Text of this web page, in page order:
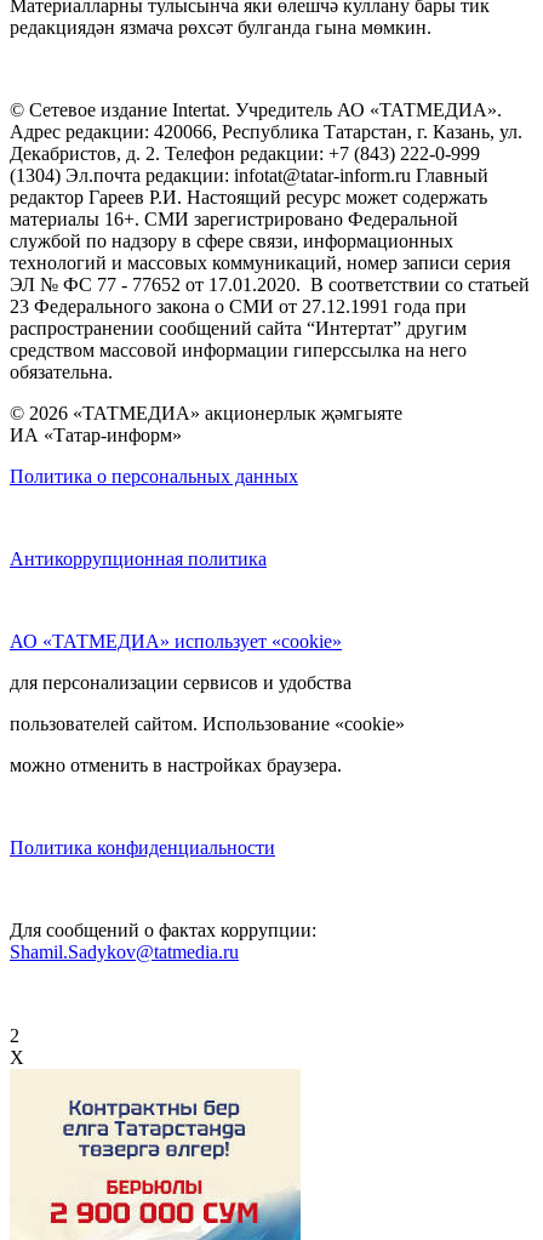
Материалларны тулысынча яки өлешчә куллану бары тик
редакциядән язмача рөхсәт булганда гына мөмкин.
© Сетевое издание Intertat. Учредитель АО «ТАТМЕДИА».
Адрес редакции: 420066, Республика Татарстан, г. Казань, ул.
Декабристов, д. 2. Телефон редакции: +7 (843) 222-0-999
(1304) Эл.почта редакции: infotat@tatar-inform.ru Главный
редактор Гареев Р.И. Настоящий ресурс может содержать
материалы 16+. СМИ зарегистрировано Федеральной
службой по надзору в сфере связи, информационных
технологий и массовых коммуникаций, номер записи серия
ЭЛ № ФС 77 - 77652 от 17.01.2020. В соответствии со статьей
23 Федерального закона о СМИ от 27.12.1991 года при
распространении сообщений сайта “Интертат” другим
средством массовой информации гиперссылка на него
обязательна.
© 2026 «ТАТМЕДИА» акционерлык җәмгыяте
ИА «Татар-информ»
Политика о персональных данных
Антикоррупционная политика
АО «ТАТМЕДИА» использует «cookie»
для персонализации сервисов и удобства
пользователей сайтом. Использование «cookie»
можно отменить в настройках браузера.
Политика конфиденциальности
Для сообщений о фактах коррупции:
Shamil.Sadykov@tatmedia.ru
2
X